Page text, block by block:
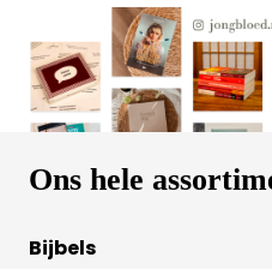
naar een lichamelijk én
boek hoort de
met de Bijbel' van
beschikbaar. Voor meer
https://www.family7.nl/
leven-met-de-bijbel.
Ons hele
Bijbels